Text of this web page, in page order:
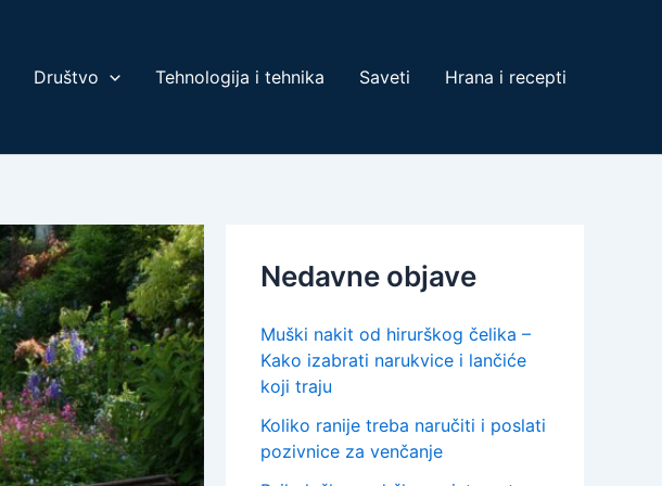
Društvo Tehnologija i tehnika Saveti Hrana i recepti
Nedavne objave
Muški nakit od hirurškog čelika –
Kako izabrati narukvice i lančiće
koji traju
Koliko ranije treba naručiti i poslati
pozivnice za venčanje